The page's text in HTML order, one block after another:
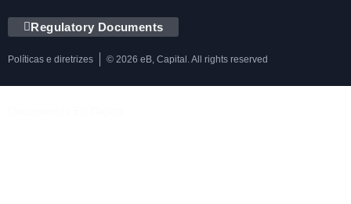
Regulatory Documents
Políticas e diretrizes © 2026 eB, Capital. All rights reserved